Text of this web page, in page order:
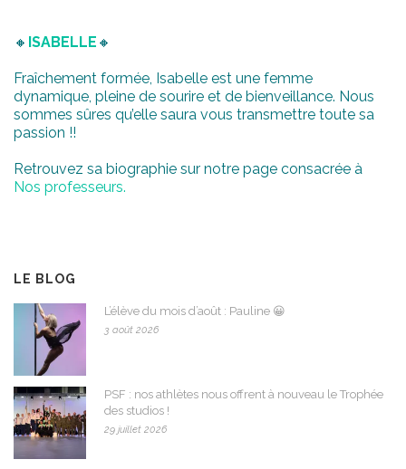
🔸 ISABELLE 🔸
Fraîchement formée, Isabelle est une femme
dynamique, pleine de sourire et de bienveillance. Nous
sommes sûres qu’elle saura vous transmettre toute sa
passion !!
Retrouvez sa biographie sur notre page consacrée à
Nos professeurs.
LE BLOG
L’élève du mois d’août : Pauline 😀
3 août 2026
PSF : nos athlètes nous offrent à nouveau le Trophée
des studios !
29 juillet 2026